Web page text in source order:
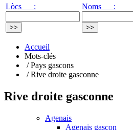
Lòcs :
Noms :
Accueil
Mots-clés
/ Pays gascons
/ Rive droite gasconne
Rive droite gasconne
Agenais
Agenais gascon